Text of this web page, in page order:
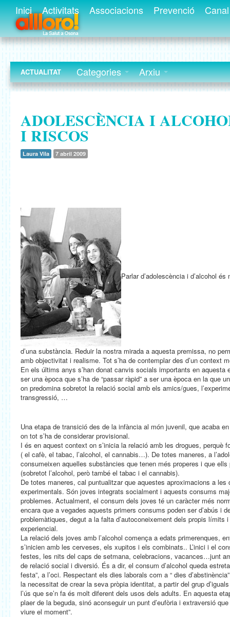
Inici Activitats Associacions Prevenció
ACTUALITAT Categories Arxiu
ADOLESCÈNCIA I
I RISCOS
Laura Vila 7 abril 2009
Parlar d’adolescència i d’alcohol
d’una substància. Reduir la nostra mirada a aquesta premissa, no
amb objectivitat i realisme. Tot s’ha de contemplar des d’un context
En els últims anys s’han donat canvis socials importants en aquesta
ser una època que s’ha de “passar ràpid” a ser una època en la que
on predomina sobretot la relació social amb els amics/gues,
transgressió, …
Una etapa de transició des de la infància al món juvenil, que acaba
on tot s’ha de considerar provisional.
I és en aquest context on s’inicia la relació amb les drogues, perquè
( el cafè, el tabac, l’alcohol, el cannabis…). De totes maneres, a
consumeixen aquelles substàncies que tenen més properes i que
(sobretot l’alcohol, però també el tabac i el cannabis).
De totes maneres, cal puntualitzar que aquestes aproximacions a les
experimentals. Són joves integrats socialment i aquests consums
problemes. Actualment, el consum dels joves té un caràcter més
encara que a vegades aquests primers consums poden ser d’abús i
problemàtiques, degut a la falta d’autoconeixement dels propis límits
experiencial.
La relació dels joves amb l’alcohol comença a edats primerenques,
s’inicien amb les cerveses, els xupitos i els combinats.. L’inici i el
festes, les nits del caps de setmana, celebracions, vacances…junt
de relació social i diversió. És a dir, el consum d’alcohol queda
festa”, a l’oci. Respectant els dies laborals com a “ dies
la necessitat de crear la seva pròpia identitat, a partir del grup
l’ús que se’n fa és molt diferent dels usos dels adults. En aquesta
plaer de la beguda, sinó aconseguir un punt d’eufòria i extraversió
viure el moment”.